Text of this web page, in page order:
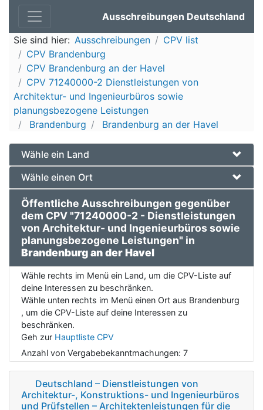
Ausschreibungen Deutschland
Sie sind hier: Ausschreibungen
CPV list
CPV Brandenburg
CPV Brandenburg an der Havel
CPV 71240000-2 Dienstleistungen von
Architektur- und Ingenieurbüros sowie
planungsbezogene Leistungen
Brandenburg
Brandenburg an der Havel
Wähle ein Land
Wähle einen Ort
Öffentliche Ausschreibungen gegenüber
dem CPV "71240000-2 - Dienstleistungen
von Architektur- und Ingenieurbüros sowie
planungsbezogene Leistungen" in
Brandenburg an der Havel
Wähle rechts im Menü ein Land, um die CPV-Liste auf
deine Interessen zu beschränken.
Wähle unten rechts im Menü einen Ort aus Brandenburg
, um die CPV-Liste auf deine Interessen zu
beschränken.
Geh zur Hauptliste CPV
Anzahl von Vergabebekanntmachungen: 7
Deutschland – Dienstleistungen von
Architektur-, Konstruktions- und Ingenieurbüros
und Prüfstellen – Architektenleistungen für die